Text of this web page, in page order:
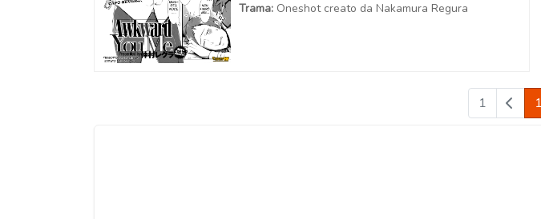
Trama: Oneshot creato da Nakamura Regura
1 1